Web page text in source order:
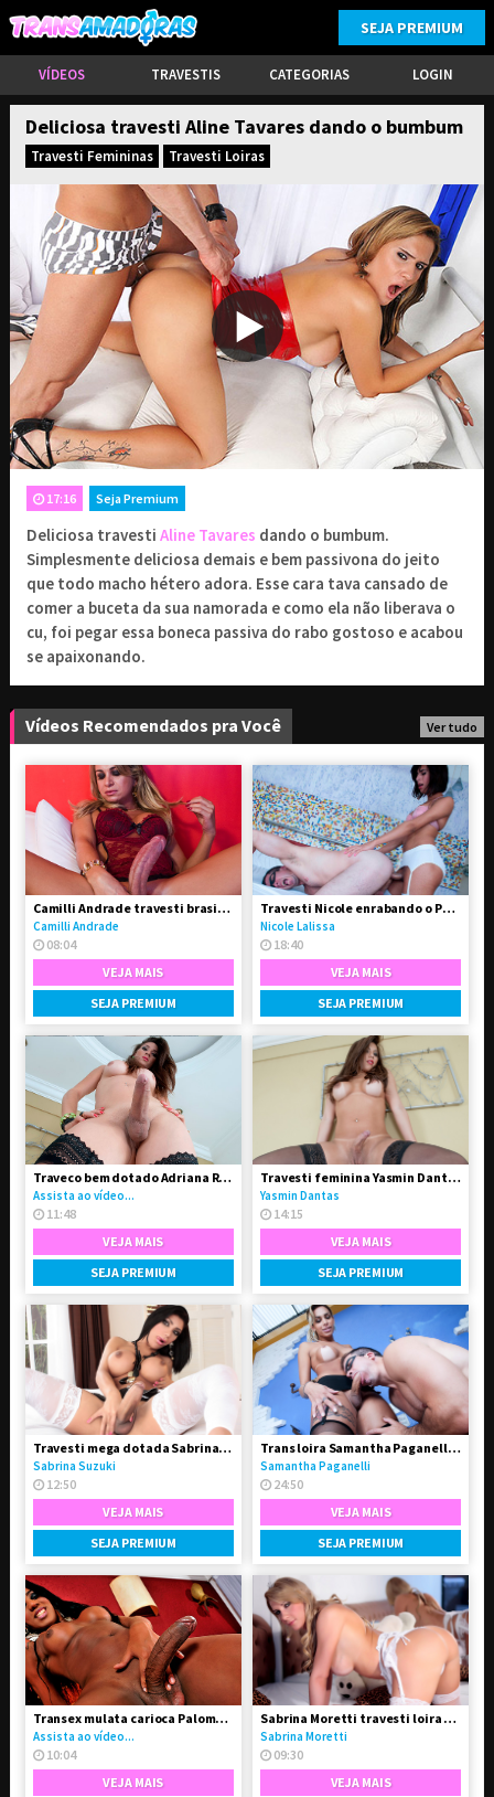
VÍDEOS TRAVESTIS CATEGORIAS LOGIN
SEJA PREMIUM
Deliciosa travesti Aline Tavares dando o bumbum
Travesti Femininas Travesti Loiras
ASSINE PARA TER ACESSO COMPLETO
1 mês de assinatura
Renovado a cada 1 mês
R$9,90
3 meses de assinatura
Renovado a cada 3 meses
R$19,90
R$29,90
Combo Avantajadas
// Acesso a 4 sites
exclusivos
R$29,90
PROSSEGUIR
17:16 Seja Premium
Deliciosa travesti Aline Tavares dando o bumbum.
Simplesmente deliciosa demais e bem passivona do jeito
que todo macho hétero adora. Esse cara tava cansado de
comer a buceta da sua namorada e como ela não liberava o
cu, foi pegar essa boneca passiva do rabo gostoso e acabou
se apaixonando.
Vídeos Recomendados pra Você Ver tudo
Camilli Andrade travesti brasileira bem dotada de pau
Camilli Andrade
08:04
VEJA MAIS
SEJA PREMIUM
Travesti Nicole enrabando o Paulo
Nicole Lalissa
18:40
VEJA MAIS
SEJA PREMIUM
Traveco bem dotado Adriana Rodrigues
Assista ao vídeo...
11:48
VEJA MAIS
SEJA PREMIUM
Travesti feminina Yasmin Dantas se exibindo na live
Yasmin Dantas
14:15
VEJA MAIS
SEJA PREMIUM
Travesti mega dotada Sabrina Suzuki em vídeo solo
Sabrina Suzuki
12:50
VEJA MAIS
SEJA PREMIUM
Trans loira Samantha Paganelli fodeu seu amigo passivo
Samantha Paganelli
24:50
VEJA MAIS
SEJA PREMIUM
Transex mulata carioca Paloma Dbiath
Assista ao vídeo...
10:04
VEJA MAIS
Sabrina Moretti travesti loira super feminina
Sabrina Moretti
09:30
VEJA MAIS